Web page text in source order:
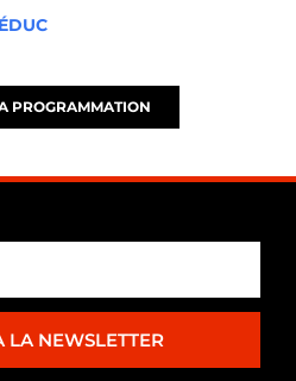
PROGRAMMATION
LA NEWSLETTER